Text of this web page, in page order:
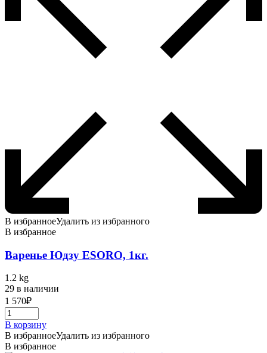
В избранноеУдалить из избранного
В избранное
Варенье Юдзу ESORO, 1кг.
1.2 kg
29 в наличии
1 570₽
В корзину
В избранноеУдалить из избранного
В избранное